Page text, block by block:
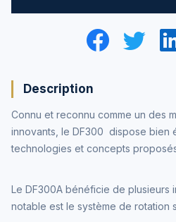
Description
Connu et reconnu comme un des
innovants, le DF300 dispose bien
technologies et concepts
Le DF300A bénéficie de plusieurs
notable est le système de rotation